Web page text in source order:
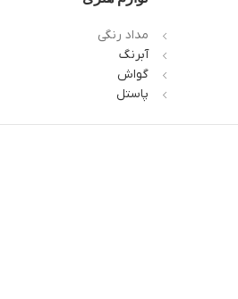
مداد رنگی
آبرنگ
گواش
پاستل